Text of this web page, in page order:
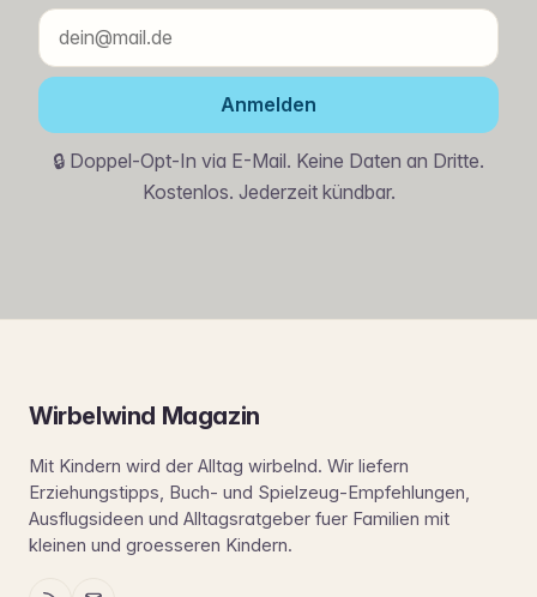
Anmelden
🔒 Doppel-Opt-In via E-Mail. Keine Daten an Dritte.
Kostenlos. Jederzeit kündbar.
Wirbelwind Magazin
Mit Kindern wird der Alltag wirbelnd. Wir liefern
Erziehungstipps, Buch- und Spielzeug-Empfehlungen,
Ausflugsideen und Alltagsratgeber fuer Familien mit
kleinen und groesseren Kindern.